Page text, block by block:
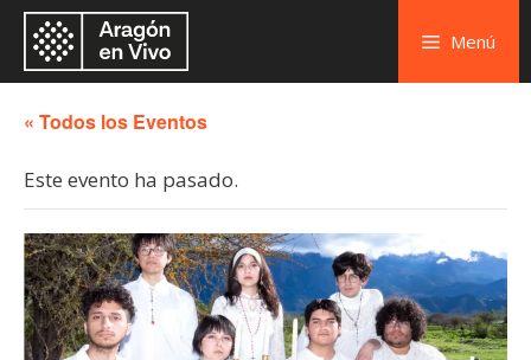
Menú
« Todos los Eventos
Este evento ha pasado.